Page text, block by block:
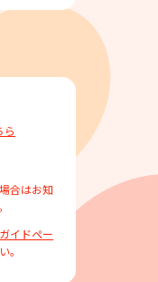
ら
合はお知
イドペー
。